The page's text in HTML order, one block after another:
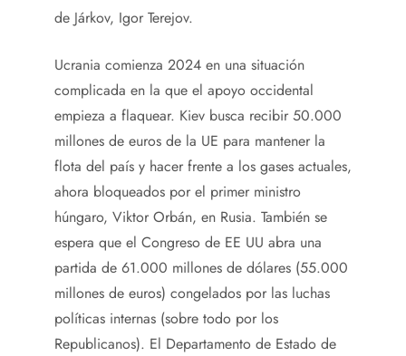
de Járkov, Igor Terejov.
Ucrania comienza 2024 en una situación
complicada en la que el apoyo occidental
empieza a flaquear. Kiev busca recibir 50.000
millones de euros de la UE para mantener la
flota del país y hacer frente a los gases actuales,
ahora bloqueados por el primer ministro
húngaro, Viktor Orbán, en Rusia. También se
espera que el Congreso de EE UU abra una
partida de 61.000 millones de dólares (55.000
millones de euros) congelados por las luchas
políticas internas (sobre todo por los
Republicanos). El Departamento de Estado de